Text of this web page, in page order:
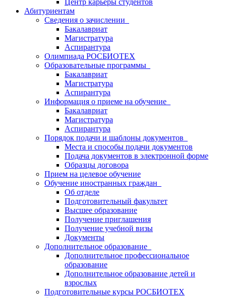
Центр карьеры студентов
Абитуриентам
Сведения о зачислении
Бакалавриат
Магистратура
Аспирантура
Олимпиада РОСБИОТЕХ
Образовательные программы
Бакалавриат
Магистратура
Аспирантура
Информация о приеме на обучение
Бакалавриат
Магистратура
Аспирантура
Порядок подачи и шаблоны документов
Места и способы подачи документов
Подача документов в электронной форме
Образцы договора
Прием на целевое обучение
Обучение иностранных граждан
Об отделе
Подготовительный факультет
Высшее образование
Получение приглашения
Получение учебной визы
Документы
Дополнительное образование
Дополнительное профессиональное
образование
Дополнительное образование детей и
взрослых
Подготовительные курсы РОСБИОТЕХ